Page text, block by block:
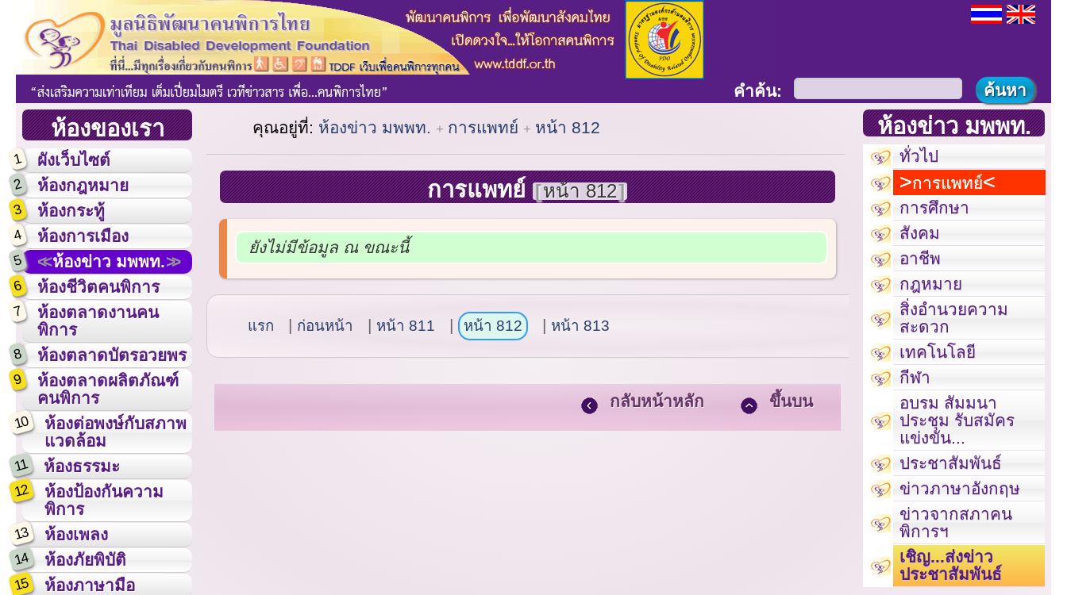
ห้องของเรา
1 ผังเว็บไซต์
2 ห้องกฎหมาย
3 ห้องกระทู้
4 ห้องการเมือง
5 ห้องข่าว มพพท.
6 ห้องชีวิตคนพิการ
7
ห้องตลาดงานคน
พิการ
8 ห้องตลาดบัตรอวยพร
9
ห้องตลาดผลิตภัณฑ์
คนพิการ
10
ห้องต่อพงษ์กับสภาพ
แวดล้อม
11 ห้องธรรมะ
12
ห้องป้องกันความ
พิการ
13 ห้องเพลง
14 ห้องภัยพิบัติ
15 ห้องภาษามือ
คำค้น:
คุณอยู่ที่: ห้องข่าว มพพท. การแพทย์ หน้า 812
การแพทย์ หน้า 812
ยังไม่มีข้อมูล ณ ขณะนี้
แรก ก่อนหน้า หน้า 811 หน้า 812 หน้า 813
กลับหน้าหลัก ขึ้นบน
ห้องข่าว มพพท.
ทั่วไป
การแพทย์
การศึกษา
สังคม
อาชีพ
กฎหมาย
สิ่งอำนวยความ
สะดวก
เทคโนโลยี
กีฬา
อบรม สัมมนา
ประชุม รับสมัคร
แข่งขัน...
ประชาสัมพันธ์
ข่าวภาษาอังกฤษ
ข่าวจากสภาคน
พิการฯ
เชิญ...ส่งข่าว
ประชาสัมพันธ์